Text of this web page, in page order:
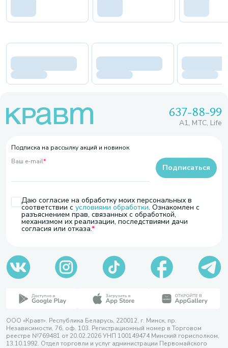
637-88-99
A1, МТС, Life
Подписка на рассылку акций и новинок
Ваш e-mail*
Даю согласие на обработку моих персональных в
соответствии с условиями обработки. Ознакомлен с
разъяснением прав, связанных с обработкой,
механизмом их реализации, последствиями дачи
согласия или отказа.
Подписаться
ООО «Кравт». Республика Беларусь, 220012, г. Минск, пр.
Независимости, 76, оф. 103. Регистрационный номер в Торговом
реестре №769481 от 20.02.2026 УНП 100149474 Минский горисполком,
13.10.1992. Отдел торговли и услуг администрации Первомайского